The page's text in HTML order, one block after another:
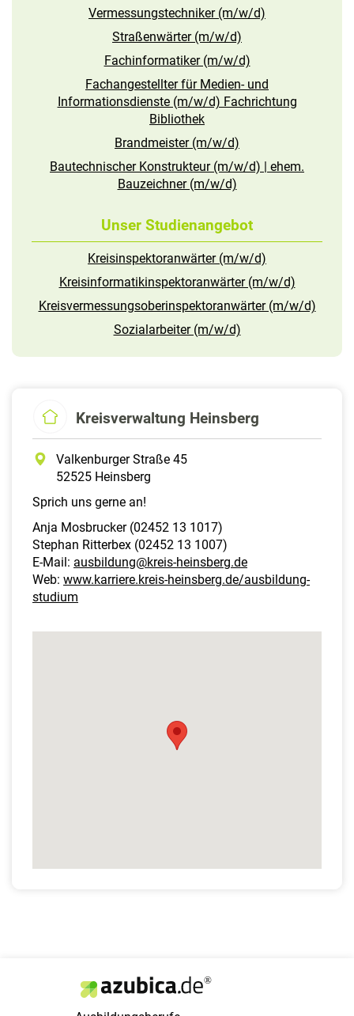
Vermessungstechniker (m/w/d)
Straßenwärter (m/w/d)
Fachinformatiker (m/w/d)
Fachangestellter für Medien- und
Informationsdienste (m/w/d) Fachrichtung
Bibliothek
Brandmeister (m/w/d)
Bautechnischer Konstrukteur (m/w/d) | ehem.
Bauzeichner (m/w/d)
Unser Studienangebot
Kreisinspektoranwärter (m/w/d)
Kreisinformatikinspektoranwärter (m/w/d)
Kreisvermessungsoberinspektoranwärter (m/w/d)
Sozialarbeiter (m/w/d)
Kreisverwaltung Heinsberg
Valkenburger Straße 45
52525 Heinsberg
Sprich uns gerne an!
Anja Mosbrucker (02452 13 1017)
Stephan Ritterbex (02452 13 1007)
E-Mail: ausbildung@kreis-heinsberg.de
Web: www.karriere.kreis-heinsberg.de/ausbildung-
studium